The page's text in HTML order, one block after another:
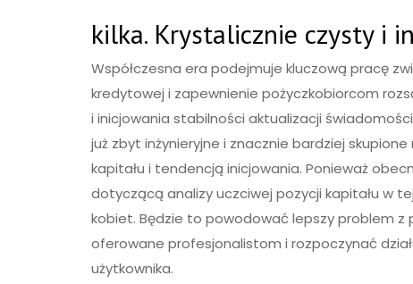
kilka. Krystalicznie czysty i
Współczesna era podejmuje kluczową pracę
kredytowej i zapewnienie pożyczkobiorcom
i inicjowania stabilności aktualizacji
już zbyt inżynieryjne i znacznie bardziej
kapitału i tendencją inicjowania. Ponieważ
dotyczącą analizy uczciwej pozycji kapitału w
kobiet. Będzie to powodować lepszy problem
oferowane profesjonalistom i rozpoczynać
użytkownika.